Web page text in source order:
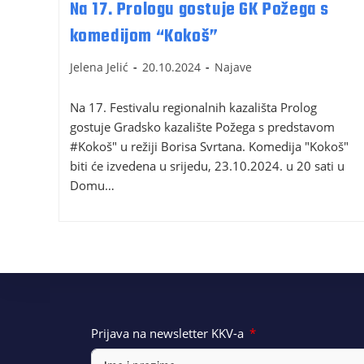
Na 17. Prologu gostuje GK Požega s
komedijom “Kokoš”
Jelena Jelić 20.10.2024 Najave
Na 17. Festivalu regionalnih kazališta Prolog
gostuje Gradsko kazalište Požega s predstavom
#Kokoš" u režiji Borisa Svrtana. Komedija "Kokoš"
biti će izvedena u srijedu, 23.10.2024. u 20 sati u
Domu…
Prijava na newsletter KKV-a